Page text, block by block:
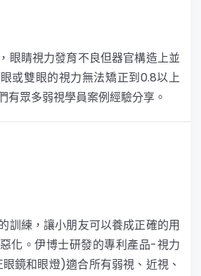
眼睛視力發育不良但器官構造上並
或雙眼的視力無法矯正到0.8以上
有眾多弱視學員案例經驗分享。
訓練，讓小朋友可以養成正確的用
化。伊博士研發的專利產品-視力
鏡和眼燈)適合所有弱視、近視、